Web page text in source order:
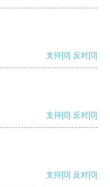
支持[0] 反对[0]
支持[0] 反对[0]
支持[0] 反对[0]